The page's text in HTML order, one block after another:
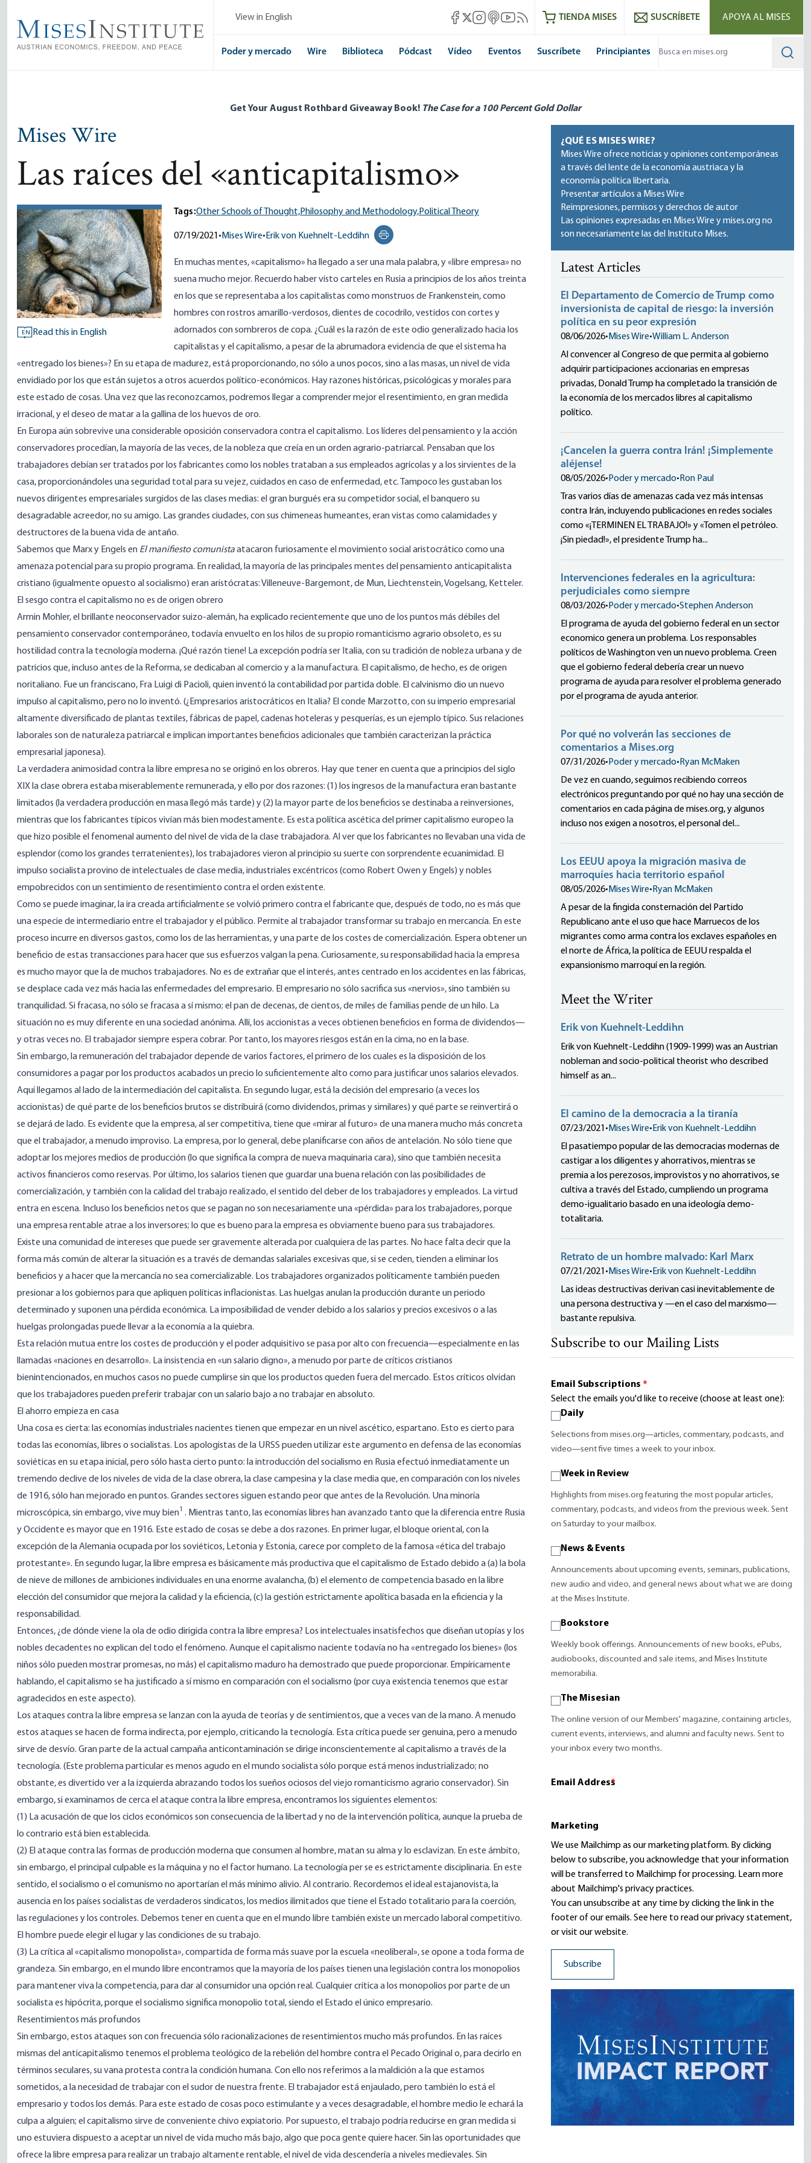
main
content
View in English Mises Facebook
Mises X
Mises Instagram
Mises itunes
Mises Youtube
Mises RSS feedTIENDA MISES SUSCRÍBETE APOYA AL MISES
Poder y mercado Wire Biblioteca Pódcast Vídeo Eventos Suscríbete Principiantes
Get Your August Rothbard Giveaway Book! The Case for a 100 Percent Gold Dollar
Mises Wire
Las raíces del «anticapitalismo»
EN Read this in English
Tags:Other Schools of Thought,Philosophy and Methodology,Political Theory
07/19/2021 • Mises Wire• Erik von Kuehnelt-Leddihn
Print this page
En muchas mentes, «capitalismo» ha llegado a ser una mala palabra, y «libre empresa» no
suena mucho mejor. Recuerdo haber visto carteles en Rusia a principios de los años treinta
en los que se representaba a los capitalistas como monstruos de Frankenstein, como
hombres con rostros amarillo-verdosos, dientes de cocodrilo, vestidos con cortes y
adornados con sombreros de copa. ¿Cuál es la razón de este odio generalizado hacia los
capitalistas y el capitalismo, a pesar de la abrumadora evidencia de que el sistema ha
«entregado los bienes»? En su etapa de madurez, está proporcionando, no sólo a unos pocos, sino a las masas, un nivel de vida
envidiado por los que están sujetos a otros acuerdos político-económicos. Hay razones históricas, psicológicas y morales para
este estado de cosas. Una vez que las reconozcamos, podremos llegar a comprender mejor el resentimiento, en gran medida
irracional, y el deseo de matar a la gallina de los huevos de oro.
En Europa aún sobrevive una considerable oposición conservadora contra el capitalismo. Los líderes del pensamiento y la acción
conservadores procedían, la mayoría de las veces, de la nobleza que creía en un orden agrario-patriarcal. Pensaban que los
trabajadores debían ser tratados por los fabricantes como los nobles trataban a sus empleados agrícolas y a los sirvientes de la
casa, proporcionándoles una seguridad total para su vejez, cuidados en caso de enfermedad, etc. Tampoco les gustaban los
nuevos dirigentes empresariales surgidos de las clases medias: el gran burgués era su competidor social, el banquero su
desagradable acreedor, no su amigo. Las grandes ciudades, con sus chimeneas humeantes, eran vistas como calamidades y
destructores de la buena vida de antaño.
Sabemos que Marx y Engels en El manifiesto comunistaatacaron furiosamente el movimiento social aristocrático como una
amenaza potencial para su propio programa. En realidad, la mayoría de las principales mentes del pensamiento anticapitalista
cristiano (igualmente opuesto al socialismo) eran aristócratas: Villeneuve-Bargemont, de Mun, Liechtenstein, Vogelsang, Ketteler.
El sesgo contra el capitalismo no es de origen obrero
Armin Mohler, el brillante neoconservador suizo-alemán, ha explicado recientemente que uno de los puntos más débiles del
pensamiento conservador contemporáneo, todavía envuelto en los hilos de su propio romanticismo agrario obsoleto, es su
hostilidad contra la tecnología moderna. ¡Qué razón tiene! La excepción podría ser Italia, con su tradición de nobleza urbana y de
patricios que, incluso antes de la Reforma, se dedicaban al comercio y a la manufactura. El capitalismo, de hecho, es de origen
noritaliano. Fue un franciscano, Fra Luigi di Pacioli, quien inventó la contabilidad por partida doble. El calvinismo dio un nuevo
impulso al capitalismo, pero no lo inventó. (¿Empresarios aristocráticos en Italia? El conde Marzotto, con su imperio empresarial
altamente diversificado de plantas textiles, fábricas de papel, cadenas hoteleras y pesquerías, es un ejemplo típico. Sus relaciones
laborales son de naturaleza patriarcal e implican importantes beneficios adicionales que también caracterizan la práctica
empresarial japonesa).
La verdadera animosidad contra la libre empresa no se originó en los obreros. Hay que tener en cuenta que a principios del siglo
XIX la clase obrera estaba miserablemente remunerada, y ello por dos razones: (1) los ingresos de la manufactura eran bastante
limitados (la verdadera producción en masa llegó más tarde) y (2) la mayor parte de los beneficios se destinaba a reinversiones,
mientras que los fabricantes típicos vivían más bien modestamente. Es esta política ascética del primer capitalismo europeo la
que hizo posible el fenomenal aumento del nivel de vida de la clase trabajadora. Al ver que los fabricantes no llevaban una vida de
esplendor (como los grandes terratenientes), los trabajadores vieron al principio su suerte con sorprendente ecuanimidad. El
impulso socialista provino de intelectuales de clase media, industriales excéntricos (como Robert Owen y Engels) y nobles
empobrecidos con un sentimiento de resentimiento contra el orden existente.
Como se puede imaginar, la ira creada artificialmente se volvió primero contra el fabricante que, después de todo, no es más que
una especie de intermediario entre el trabajador y el público. Permite al trabajador transformar su trabajo en mercancía. En este
proceso incurre en diversos gastos, como los de las herramientas, y una parte de los costes de comercialización. Espera obtener un
beneficio de estas transacciones para hacer que sus esfuerzos valgan la pena. Curiosamente, su responsabilidad hacia la empresa
es mucho mayor que la de muchos trabajadores. No es de extrañar que el interés, antes centrado en los accidentes en las fábricas,
se desplace cada vez más hacia las enfermedades del empresario. El empresario no sólo sacrifica sus «nervios», sino también su
tranquilidad. Si fracasa, no sólo se fracasa a sí mismo; el pan de decenas, de cientos, de miles de familias pende de un hilo. La
situación no es muy diferente en una sociedad anónima. Allí, los accionistas a veces obtienen beneficios en forma de dividendos—
y otras veces no. El trabajador siempre espera cobrar. Por tanto, los mayores riesgos están en la cima, no en la base.
Sin embargo, la remuneración del trabajador depende de varios factores, el primero de los cuales es la disposición de los
consumidores a pagar por los productos acabados un precio lo suficientemente alto como para justificar unos salarios elevados.
Aquí llegamos al lado de la intermediación del capitalista. En segundo lugar, está la decisión del empresario (a veces los
accionistas) de qué parte de los beneficios brutos se distribuirá (como dividendos, primas y similares) y qué parte se reinvertirá o
se dejará de lado. Es evidente que la empresa, al ser competitiva, tiene que «mirar al futuro» de una manera mucho más concreta
que el trabajador, a menudo improviso. La empresa, por lo general, debe planificarse con años de antelación. No sólo tiene que
adoptar los mejores medios de producción (lo que significa la compra de nueva maquinaria cara), sino que también necesita
activos financieros como reservas. Por último, los salarios tienen que guardar una buena relación con las posibilidades de
comercialización, y también con la calidad del trabajo realizado, el sentido del deber de los trabajadores y empleados. La virtud
entra en escena. Incluso los beneficios netos que se pagan no son necesariamente una «pérdida» para los trabajadores, porque
una empresa rentable atrae a los inversores; lo que es bueno para la empresa es obviamente bueno para sus trabajadores.
Existe una comunidad de intereses que puede ser gravemente alterada por cualquiera de las partes. No hace falta decir que la
forma más común de alterar la situación es a través de demandas salariales excesivas que, si se ceden, tienden a eliminar los
beneficios y a hacer que la mercancía no sea comercializable. Los trabajadores organizados políticamente también pueden
presionar a los gobiernos para que apliquen políticas inflacionistas. Las huelgas anulan la producción durante un periodo
determinado y suponen una pérdida económica. La imposibilidad de vender debido a los salarios y precios excesivos o a las
huelgas prolongadas puede llevar a la economía a la quiebra.
Esta relación mutua entre los costes de producción y el poder adquisitivo se pasa por alto con frecuencia—especialmente en las
llamadas «naciones en desarrollo». La insistencia en «un salario digno», a menudo por parte de críticos cristianos
bienintencionados, en muchos casos no puede cumplirse sin que los productos queden fuera del mercado. Estos críticos olvidan
que los trabajadores pueden preferir trabajar con un salario bajo a no trabajar en absoluto.
El ahorro empieza en casa
Una cosa es cierta: las economías industriales nacientes tienen que empezar en un nivel ascético, espartano. Esto es cierto para
todas las economías, libres o socialistas. Los apologistas de la URSS pueden utilizar este argumento en defensa de las economías
soviéticas en su etapa inicial, pero sólo hasta cierto punto: la introducción del socialismo en Rusia efectuó inmediatamente un
tremendo declive de los niveles de vida de la clase obrera, la clase campesina y la clase media que, en comparación con los niveles
de 1916, sólo han mejorado en puntos. Grandes sectores siguen estando peor que antes de la Revolución. Una minoría
microscópica, sin embargo, vive muy bien1 . Mientras tanto, las economías libres han avanzado tanto que la diferencia entre Rusia
y Occidente es mayor que en 1916. Este estado de cosas se debe a dos razones. En primer lugar, el bloque oriental, con la
excepción de la Alemania ocupada por los soviéticos, Letonia y Estonia, carece por completo de la famosa «ética del trabajo
protestante». En segundo lugar, la libre empresa es básicamente más productiva que el capitalismo de Estado debido a (a) la bola
de nieve de millones de ambiciones individuales en una enorme avalancha, (b) el elemento de competencia basado en la libre
elección del consumidor que mejora la calidad y la eficiencia, (c) la gestión estrictamente apolítica basada en la eficiencia y la
responsabilidad.
Entonces, ¿de dónde viene la ola de odio dirigida contra la libre empresa? Los intelectuales insatisfechos que diseñan utopías y los
nobles decadentes no explican del todo el fenómeno. Aunque el capitalismo naciente todavía no ha «entregado los bienes» (los
niños sólo pueden mostrar promesas, no más) el capitalismo maduro ha demostrado que puede proporcionar. Empíricamente
hablando, el capitalismo se ha justificado a sí mismo en comparación con el socialismo (por cuya existencia tenemos que estar
agradecidos en este aspecto).
Los ataques contra la libre empresa se lanzan con la ayuda de teorías y de sentimientos, que a veces van de la mano. A menudo
estos ataques se hacen de forma indirecta, por ejemplo, criticando la tecnología. Esta crítica puede ser genuina, pero a menudo
sirve de desvío. Gran parte de la actual campaña anticontaminación se dirige inconscientemente al capitalismo a través de la
tecnología. (Este problema particular es menos agudo en el mundo socialista sólo porque está menos industrializado; no
obstante, es divertido ver a la izquierda abrazando todos los sueños ociosos del viejo romanticismo agrario conservador). Sin
embargo, si examinamos de cerca el ataque contra la libre empresa, encontramos los siguientes elementos:
(1) La acusación de que los ciclos económicos son consecuencia de la libertad y no de la intervención política, aunque la prueba de
lo contrario está bien establecida.
(2) El ataque contra las formas de producción moderna que consumen al hombre, matan su alma y lo esclavizan. En este ámbito,
sin embargo, el principal culpable es la máquina y no el factor humano. La tecnología per se es estrictamente disciplinaria. En este
sentido, el socialismo o el comunismo no aportarían el más mínimo alivio. Al contrario. Recordemos el ideal estajanovista, la
ausencia en los países socialistas de verdaderos sindicatos, los medios ilimitados que tiene el Estado totalitario para la coerción,
las regulaciones y los controles. Debemos tener en cuenta que en el mundo libre también existe un mercado laboral competitivo.
El hombre puede elegir el lugar y las condiciones de su trabajo.
(3) La crítica al «capitalismo monopolista», compartida de forma más suave por la escuela «neoliberal», se opone a toda forma de
grandeza. Sin embargo, en el mundo libre encontramos que la mayoría de los países tienen una legislación contra los monopolios
para mantener viva la competencia, para dar al consumidor una opción real. Cualquier crítica a los monopolios por parte de un
socialista es hipócrita, porque el socialismo significa monopolio total, siendo el Estado el único empresario.
Resentimientos más profundos
Sin embargo, estos ataques son con frecuencia sólo racionalizaciones de resentimientos mucho más profundos. En las raíces
mismas del anticapitalismo tenemos el problema teológico de la rebelión del hombre contra el Pecado Original o, para decirlo en
términos seculares, su vana protesta contra la condición humana. Con ello nos referimos a la maldición a la que estamos
sometidos, a la necesidad de trabajar con el sudor de nuestra frente. El trabajador está enjaulado, pero también lo está el
empresario y todos los demás. Para este estado de cosas poco estimulante y a veces desagradable, el hombre medio le echará la
culpa a alguien; el capitalismo sirve de conveniente chivo expiatorio. Por supuesto, el trabajo podría reducirse en gran medida si
uno estuviera dispuesto a aceptar un nivel de vida mucho más bajo, algo que poca gente quiere hacer. Sin las oportunidades que
ofrece la libre empresa para realizar un trabajo altamente rentable, el nivel de vida descendería a niveles medievales. Sin
¿QUÉ ES MISES WIRE?
Mises Wire ofrece noticias y opiniones contemporáneas
a través del lente de la economía austriaca y la
economía política libertaria.
Presentar artículos a Mises Wire
Reimpresiones, permisos y derechos de autor
Las opiniones expresadas en Mises Wire y mises.org no
son necesariamente las del Instituto Mises.
Latest Articles
El Departamento de Comercio de Trump como
inversionista de capital de riesgo: la inversión
política en su peor expresión
08/06/2026• Mises Wire•William L. Anderson
Al convencer al Congreso de que permita al gobierno
adquirir participaciones accionarias en empresas
privadas, Donald Trump ha completado la transición de
la economía de los mercados libres al capitalismo
político.
¡Cancelen la guerra contra Irán! ¡Simplemente
aléjense!
08/05/2026• Poder y mercado• Ron Paul
Tras varios días de amenazas cada vez más intensas
contra Irán, incluyendo publicaciones en redes sociales
como «¡TERMINEN EL TRABAJO!» y «Tomen el petróleo.
¡Sin piedad!», el presidente Trump ha...
Intervenciones federales en la agricultura:
perjudiciales como siempre
08/03/2026• Poder y mercado•Stephen Anderson
El programa de ayuda del gobierno federal en un sector
economico genera un problema. Los responsables
políticos de Washington ven un nuevo problema. Creen
que el gobierno federal debería crear un nuevo
programa de ayuda para resolver el problema generado
por el programa de ayuda anterior.
Por qué no volverán las secciones de
comentarios a Mises.org
07/31/2026• Poder y mercado• Ryan McMaken
De vez en cuando, seguimos recibiendo correos
electrónicos preguntando por qué no hay una sección de
comentarios en cada página de mises.org, y algunos
incluso nos exigen a nosotros, el personal del...
Los EEUU apoya la migración masiva de
marroquíes hacia territorio español
08/05/2026• Mises Wire• Ryan McMaken
A pesar de la fingida consternación del Partido
Republicano ante el uso que hace Marruecos de los
migrantes como arma contra los exclaves españoles en
el norte de África, la política de EEUU respalda el
expansionismo marroquí en la región.
Meet the Writer
Erik von Kuehnelt-Leddihn
Erik von Kuehnelt-Leddihn (1909-1999) was an Austrian
nobleman and socio-political theorist who described
himself as an...
El camino de la democracia a la tiranía
07/23/2021 • Mises Wire• Erik von Kuehnelt-Leddihn
El pasatiempo popular de las democracias modernas de
castigar a los diligentes y ahorrativos, mientras se
premia a los perezosos, improvistos y no ahorrativos, se
cultiva a través del Estado, cumpliendo un programa
demo-igualitario basado en una ideología demo-
totalitaria.
Retrato de un hombre malvado: Karl Marx
07/21/2021 • Mises Wire• Erik von Kuehnelt-Leddihn
Las ideas destructivas derivan casi inevitablemente de
una persona destructiva y —en el caso del marxismo—
bastante repulsiva.
Subscribe to our Mailing Lists
Email Subscriptions *
Select the emails you'd like to receive (choose at least one):
Daily
Selections from mises.org—articles, commentary, podcasts, and
video—sent five times a week to your inbox.
Week in Review
Highlights from mises.org featuring the most popular articles,
commentary, podcasts, and videos from the previous week. Sent
on Saturday to your mailbox.
News & Events
Announcements about upcoming events, seminars, publications,
new audio and video, and general news about what we are doing
at the Mises Institute.
Bookstore
Weekly book offerings. Announcements of new books, ePubs,
audiobooks, discounted and sale items, and Mises Institute
memorabilia.
The Misesian
The online version of our Members' magazine, containing articles,
current events, interviews, and alumni and faculty news. Sent to
your inbox every two months.
Email Address
*
Marketing
We use Mailchimp as our marketing platform. By clicking
below to subscribe, you acknowledge that your information
will be transferred to Mailchimp for processing. Learn more
about Mailchimp's privacy practices.
You can unsubscribe at any time by clicking the link in the
footer of our emails. See here to read ourprivacy statement,
or visit our website.